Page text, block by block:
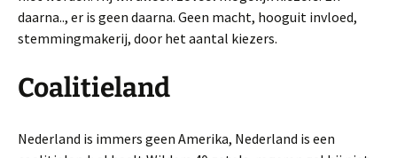
daarna.., er is geen daarna. Geen macht, hooguit invloed,
stemmingmakerij, door het aantal kiezers.
Coalitieland
Nederland is immers geen Amerika, Nederland is een